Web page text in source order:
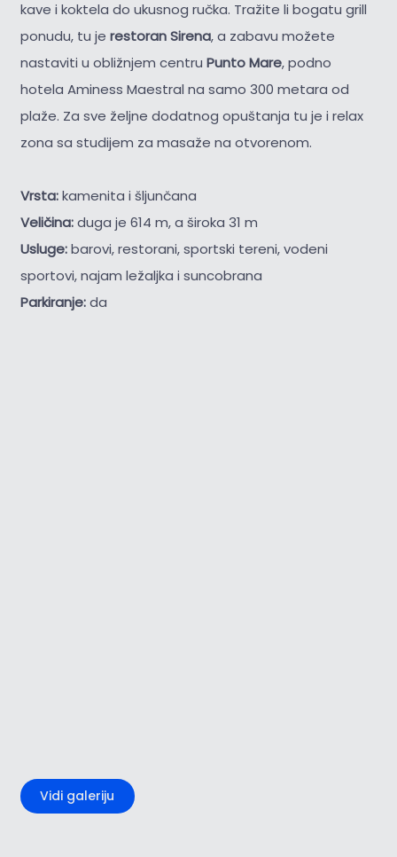
kave i koktela do ukusnog ručka. Tražite li bogatu grill
ponudu, tu je restoran Sirena, a zabavu možete
nastaviti u obližnjem centru Punto Mare, podno
hotela Aminess Maestral na samo 300 metara od
plaže. Za sve željne dodatnog opuštanja tu je i relax
zona sa studijem za masaže na otvorenom.
Vrsta:kamenita i šljunčana
Veličina:duga je 614 m, a široka 31 m
Usluge:barovi, restorani, sportski tereni, vodeni
sportovi, najam ležaljka i suncobrana
Parkiranje:da
Vidi galeriju